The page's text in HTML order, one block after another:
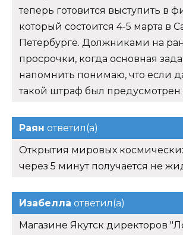
теперь готовится выступить в
который состоится 4-5 марта в
Петербурге. Должниками на
просрочки, когда основная
напомнить понимаю, что если
такой штраф был предусмотрен
Раян ответил(а)
Открытия мировых космических
через 5 минут получается не
Изабелла ответил(а)
Магазине Якутск директоров